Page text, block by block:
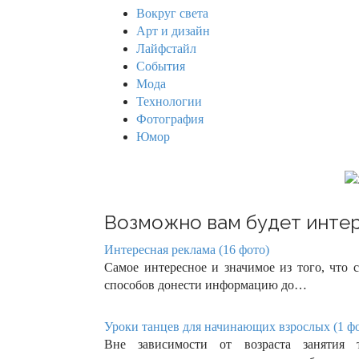
Вокруг света
Арт и дизайн
Лайфстайл
События
Мода
Технологии
Фотография
Юмор
Возможно вам будет
Интересная реклама (16 фото)
Самое интересное и значимое из того,
способов донести информацию до…
Уроки танцев для начинающих взрослых (1
Вне зависимости от возраста занятия